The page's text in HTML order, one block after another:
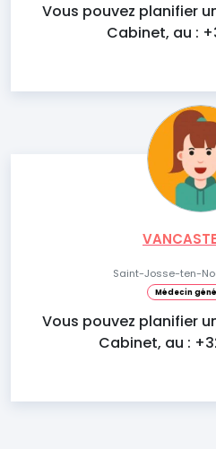
Vous pouvez planifier
Cabinet, au :
Saint-Josse-ten-
Médecin
Vous pouvez planifier
Cabinet, au :